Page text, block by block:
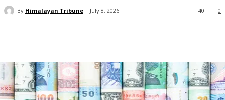
By Himalayan Tribune July 8, 2026 0
40